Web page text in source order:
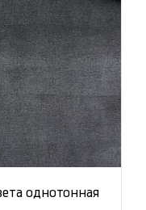
однотонная